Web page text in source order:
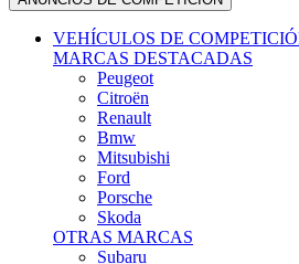
VEHÍCULOS DE
MARCAS DESTACADAS
Peugeot
Citroën
Renault
Bmw
Mitsubishi
Ford
Porsche
Skoda
OTRAS MARCAS
Subaru
Seat